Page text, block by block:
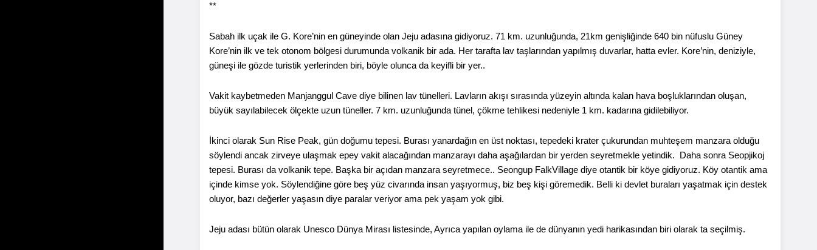
**
Sabah ilk uçak ile G. Kore’nin en güneyinde olan Jeju adasına gidiyoruz. 71 km. uzunluğunda, 21km genişliğinde 640 bin nüfuslu Güney
Kore’nin ilk ve tek otonom bölgesi durumunda volkanik bir ada. Her tarafta lav taşlarından yapılmış duvarlar, hatta evler. Kore’nin, deniziyle,
güneşi ile gözde turistik yerlerinden biri, böyle olunca da keyifli bir yer..
Vakit kaybetmeden Manjanggul Cave diye bilinen lav tünelleri. Lavların akışı sırasında yüzeyin altında kalan hava boşluklarından oluşan,
büyük sayılabilecek ölçekte uzun tüneller. 7 km. uzunluğunda tünel, çökme tehlikesi nedeniyle 1 km. kadarına gidilebiliyor.
İkinci olarak Sun Rise Peak, gün doğumu tepesi. Burası yanardağın en üst noktası, tepedeki krater çukurundan muhteşem manzara olduğu
söylendi ancak zirveye ulaşmak epey vakit alacağından manzarayı daha aşağılardan bir yerden seyretmekle yetindik. Daha sonra Seopjikoj
tepesi. Burası da volkanik tepe. Başka bir açıdan manzara seyretmece.. Seongup FalkVillage diye otantik bir köye gidiyoruz. Köy otantik ama
içinde kimse yok. Söylendiğine göre beş yüz civarında insan yaşıyormuş, biz beş kişi göremedik. Belli ki devlet buraları yaşatmak için destek
oluyor, bazı değerler yaşasın diye paralar veriyor ama pek yaşam yok gibi.
Jeju adası bütün olarak Unesco Dünya Mirası listesinde, Ayrıca yapılan oylama ile de dünyanın yedi harikasından biri olarak ta seçilmiş.